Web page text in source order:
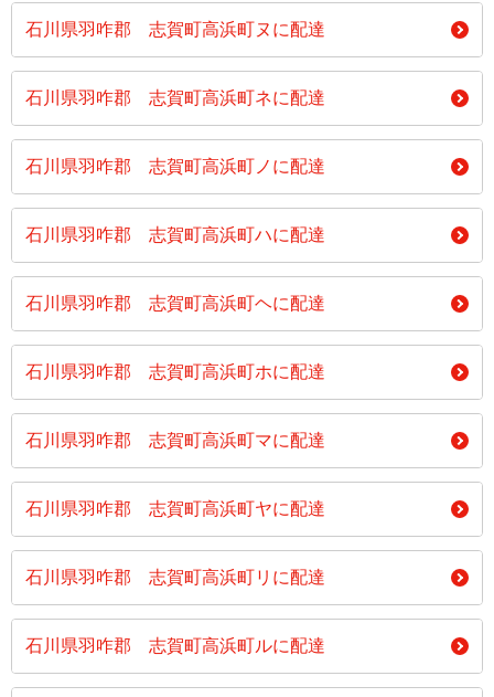
石川県羽咋郡 志賀町高浜町ヌに配達
石川県羽咋郡 志賀町高浜町ネに配達
石川県羽咋郡 志賀町高浜町ノに配達
石川県羽咋郡 志賀町高浜町ハに配達
石川県羽咋郡 志賀町高浜町ヘに配達
石川県羽咋郡 志賀町高浜町ホに配達
石川県羽咋郡 志賀町高浜町マに配達
石川県羽咋郡 志賀町高浜町ヤに配達
石川県羽咋郡 志賀町高浜町リに配達
石川県羽咋郡 志賀町高浜町ルに配達